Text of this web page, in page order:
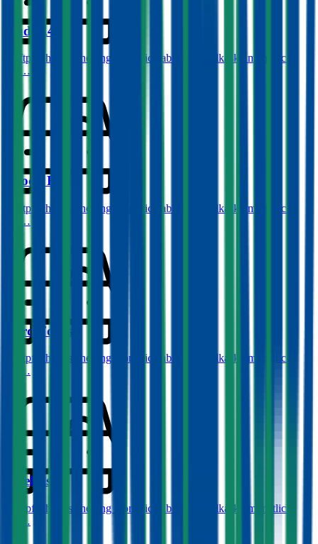
Audi A4
Haftpflichtversicherung monatlich ab
Vollkasko monatlich
ab …
Skoda Fabia
Haftpflichtversicherung monatlich ab
Vollkasko monatlich
ab …
Ford Focus
Haftpflichtversicherung monatlich ab
Vollkasko monatlich
ab …
Opel Astra
Haftpflichtversicherung monatlich ab
Vollkasko monatlich
ab …